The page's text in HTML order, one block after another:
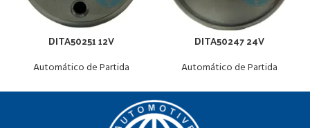
DITA50251 12V
Automático de Partida
DITA50247 24V
Automático de Partida